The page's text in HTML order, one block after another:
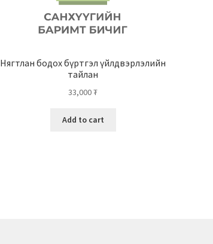
Нягтлан бодох бүртгэл үйлдвэрлэлийн
тайлан
33,000₮
Add to cart